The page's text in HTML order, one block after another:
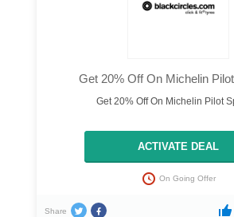
Get 20% Off On Michelin
Get 20% Off On Michelin Pilot
ACTIVATE DEAL
On Going Offer
Share